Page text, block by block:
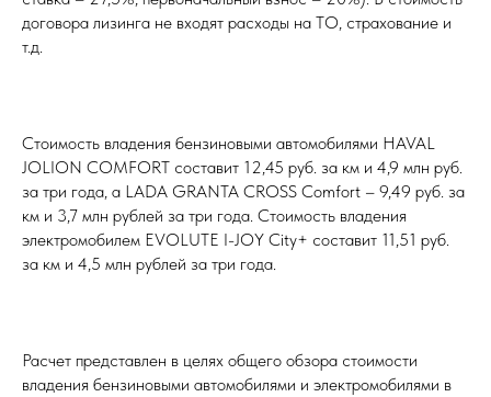
договора лизинга не входят расходы на ТО, страхование и
т.д.
Стоимость владения бензиновыми автомобилями HAVAL
JOLION COMFORT составит 12,45 руб. за км и 4,9 млн руб.
за три года, а LADA GRANTA CROSS Comfort – 9,49 руб. за
км и 3,7 млн рублей за три года. Стоимость владения
электромобилем EVOLUTE I-JOY City+ составит 11,51 руб.
за км и 4,5 млн рублей за три года.
Расчет представлен в целях общего обзора стоимости
владения бензиновыми автомобилями и электромобилями в